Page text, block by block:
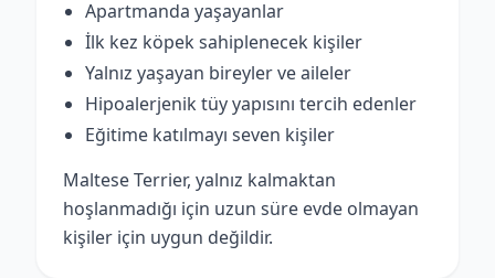
Apartmanda yaşayanlar
İlk kez köpek sahiplenecek kişiler
Yalnız yaşayan bireyler ve aileler
Hipoalerjenik tüy yapısını tercih edenler
Eğitime katılmayı seven kişiler
Maltese Terrier, yalnız kalmaktan
hoşlanmadığı için uzun süre evde olmayan
kişiler için uygun değildir.